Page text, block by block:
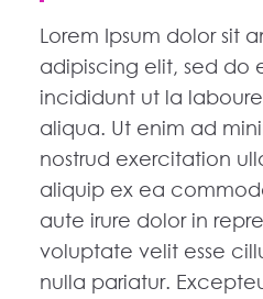
Lorem Ipsum dolor sit
adipiscing elit, sed do
incididunt ut la
aliqua. Ut enim ad
nostrud exercitation
aliquip ex ea
aute irure dolor in
voluptate velit esse
nulla pariatur.